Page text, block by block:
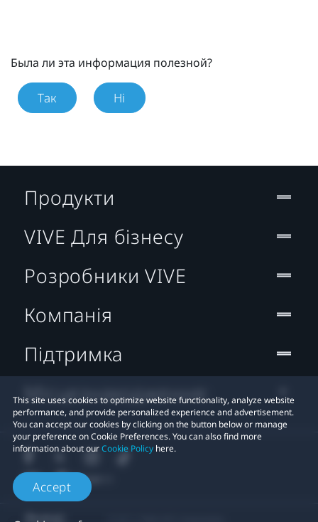
Была ли эта информация полезной?
Так Ні
This site uses cookies to optimize website functionality, analyze website
performance, and provide personalized experience and advertisement.
You can accept our cookies by clicking on the button below or manage
your preference on Cookie Preferences. You can also find more
information about ourCookie Policy here.
Accept
Продукти
VIVE Для бізнесу
Розробники VIVE
Компанія
Підтримка
Місцезнаходження: